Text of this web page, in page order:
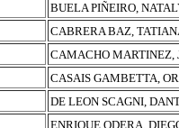
BUELA PIÑEIRO,
CABRERA BAZ,
CAMACHO MARTINEZ,
CASAIS GAMBETTA,
DE LEON SCAGNI,
ENRIQUE ODERA,